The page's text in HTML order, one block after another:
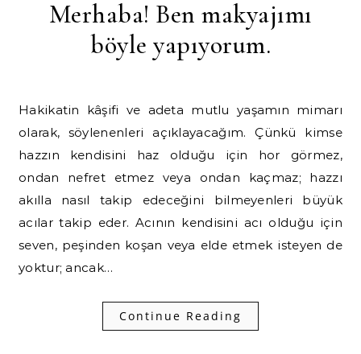
Merhaba! Ben makyajımı
böyle yapıyorum.
Hakikatin kâşifi ve adeta mutlu yaşamın mimarı
olarak, söylenenleri açıklayacağım. Çünkü kimse
hazzın kendisini haz olduğu için hor görmez,
ondan nefret etmez veya ondan kaçmaz; hazzı
akılla nasıl takip edeceğini bilmeyenleri büyük
acılar takip eder. Acının kendisini acı olduğu için
seven, peşinden koşan veya elde etmek isteyen de
yoktur; ancak…
Continue Reading